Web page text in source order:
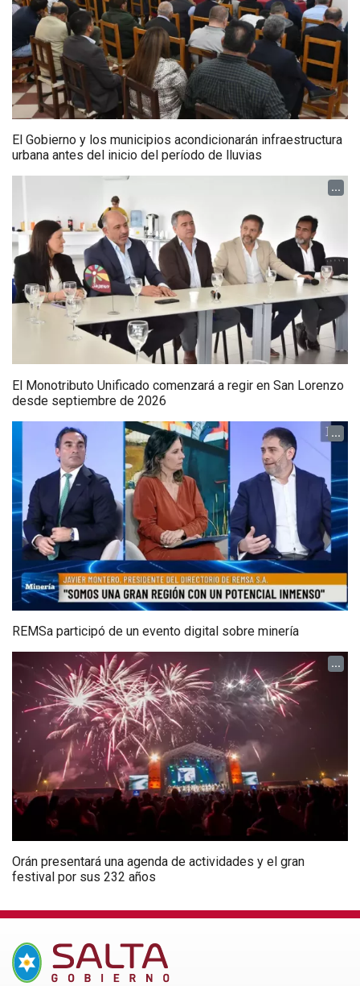
El Gobierno y los municipios acondicionarán infraestructura
urbana antes del inicio del período de lluvias
...
El Monotributo Unificado comenzará a regir en San Lorenzo
desde septiembre de 2026
...
REMSa participó de un evento digital sobre minería
...
Orán presentará una agenda de actividades y el gran
festival por sus 232 años